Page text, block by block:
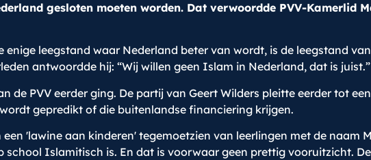
gesloten moeten worden. Dat verwoordde PVV-Kamerlid
enige leegstand waar Nederland beter van wordt, is de leegstand
antwoordde hij: “Wij willen geen Islam in Nederland, dat is juist.”
de PVV eerder ging. De partij van Geert Wilders pleitte eerder tot
gepredikt of die buitenlandse financiering krijgen.
'lawine aan kinderen' tegemoetzien van leerlingen met de naam
school Islamitisch is. En dat is voorwaar geen prettig vooruitzicht.